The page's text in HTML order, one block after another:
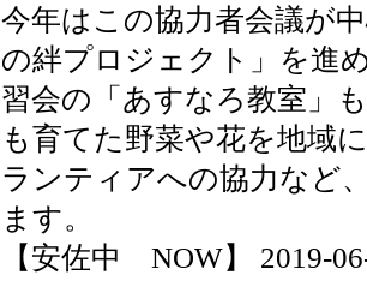
今年はこの協力者会議が
の絆プロジェクト」を進
習会の「あすなろ教室」
も育てた野菜や花を地域
ランティアへの協力など
ます。
【安佐中 NOW】 2019-